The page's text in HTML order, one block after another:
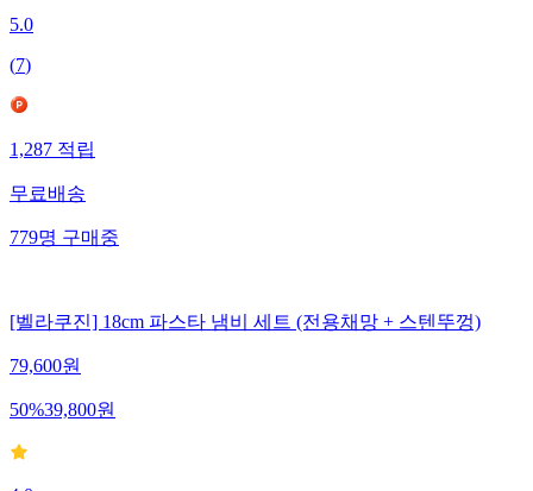
5.0
(7)
1,287적립
무료배송
779명구매중
[벨라쿠진] 18cm 파스타 냄비 세트 (전용채망 + 스텐뚜껑)
79,600원
50%39,800원